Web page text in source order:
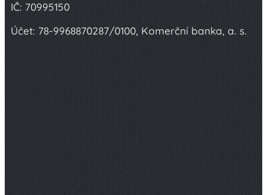
IČ: 70995150
Účet: 78-9968870287/0100, Komerční banka, a. s.